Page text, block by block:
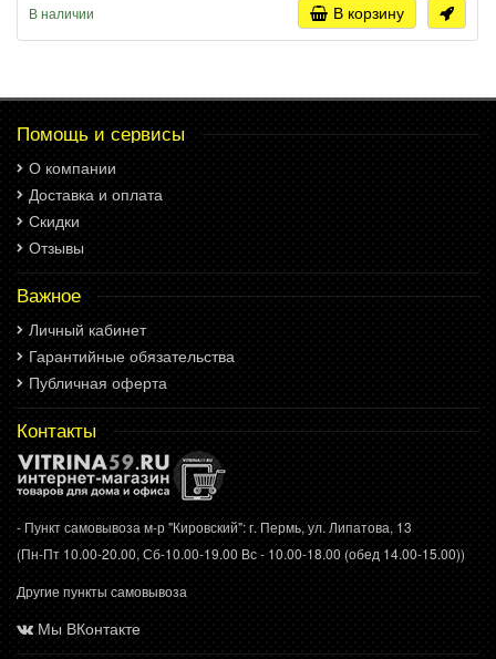
В наличии В корзину
Помощь и сервисы
О компании
Доставка и оплата
Скидки
Отзывы
Важное
Личный кабинет
Гарантийные обязательства
Публичная оферта
Контакты
- Пункт самовывоза м-р "Кировский": г. Пермь, ул. Липатова, 13
(Пн-Пт 10.00-20.00, Сб-10.00-19.00 Вс - 10.00-18.00 (обед 14.00-15.00))
Другие пункты самовывоза
Мы ВКонтакте